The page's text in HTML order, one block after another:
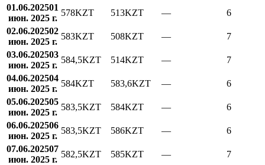
01.06.202501
июн. 2025 г.
578KZT 513KZT —
6
02.06.202502
июн. 2025 г.
583KZT 508KZT —
7
03.06.202503
июн. 2025 г.
584,5KZT 514KZT —
7
04.06.202504
июн. 2025 г.
584KZT 583,6KZT —
6
05.06.202505
июн. 2025 г.
583,5KZT 584KZT —
6
06.06.202506
июн. 2025 г.
583,5KZT 586KZT —
6
07.06.202507
июн. 2025 г.
582,5KZT 585KZT —
7